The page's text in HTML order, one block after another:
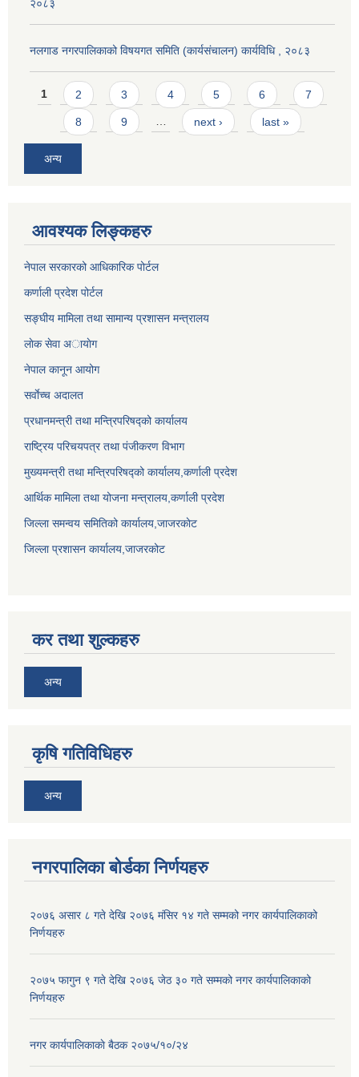
२०८३
नलगाड नगरपालिकाको विषयगत समिति (कार्यसंचालन) कार्यविधि , २०८३
Pages
1 2 3 4 5 6 7
8 9 … next › last »
अन्य
आवश्यक लिङ्कहरु
नेपाल सरकारको आधिकारिक पोर्टल
कर्णाली प्रदेश पोर्टल
सङ्घीय मामिला तथा सामान्य प्रशासन मन्त्रालय
लाेक सेवा अायाेग
नेपाल कानून आयोग
सर्वाेच्च अदालत
प्रधानमन्त्री तथा मन्त्रिपरिषद्को कार्यालय
राष्ट्रिय परिचयपत्र तथा पंजीकरण विभाग
मुख्यमन्त्री तथा मन्त्रिपरिषद्को कार्यालय,कर्णाली प्रदेश
आर्थिक मामिला तथा योजना मन्त्रालय,कर्णाली प्रदेश
जिल्ला समन्वय समितिको कार्यालय,जाजरकाेट
जिल्ला प्रशासन कार्यालय,जाजरकोट
कर तथा शुल्कहरु
अन्य
कृषि गतिविधिहरु
अन्य
नगरपालिका बोर्डका निर्णयहरु
२०७६ असार ८ गते देखि २०७६ मंसिर १४ गते सम्मको नगर कार्यपालिकाको
निर्णयहरु
२०७५ फागुन ९ गते देखि २०७६ जेठ ३० गते सम्मको नगर कार्यपालिकाको
निर्णयहरु
नगर कार्यपालिकाकाे बैठक २०७५/१०/२४